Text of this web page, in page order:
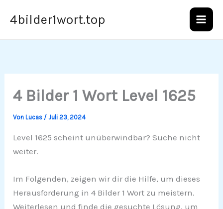
Inhalt
4bilder1wort.top
4 Bilder 1 Wort Level 1625
VonLucas /Juli 23, 2024
Level 1625 scheint unüberwindbar? Suche nicht
weiter.
Im Folgenden, zeigen wir dir die Hilfe, um dieses
Herausforderung in 4 Bilder 1 Wort zu meistern.
Weiterlesen und finde die gesuchte Lösung, um